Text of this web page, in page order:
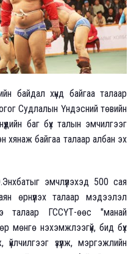
байдал хүнд байгаа талаар
Судлалын Үндэсний төвийн
баг бүх талын эмчилгээг
хянаж байгаа талаар албан эх
эмчлүүлэхэд 500 сая
өрнүүлэх талаар мэдээлэл
талаар ГССҮТ-өөс "манай
мөнгө нэхэмжлээгүй, бид бүх
үзүүлж, мэргэжлийн